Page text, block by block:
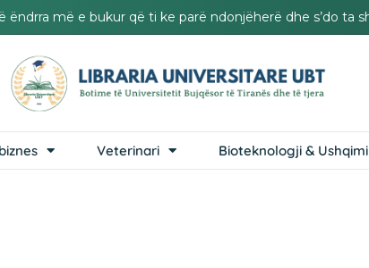
më e bukur që ti ke parë ndonjëherë dhe s’do ta
Veterinari Bioteknologji & Ushqimi